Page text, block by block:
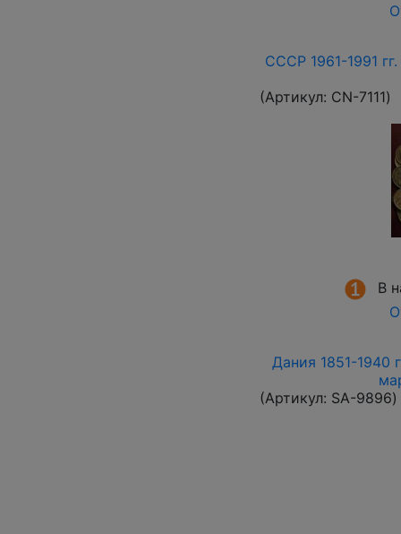
СССР 1961-1991
(Артикул: СN-7111)
В
Дания 1851-1940
(Артикул: SA-9896)